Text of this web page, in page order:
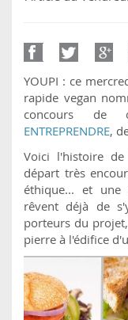
YOUPI : ce
rapide vegan
concours de
ENTREPRENDRE,
Voici l'histoire
départ très
éthique... et une
rêvent déjà de
porteurs du
pierre à l'édifice